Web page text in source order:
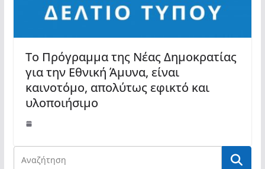
Το Πρόγραμμα της Νέας Δημοκρατίας
για την Εθνική Άμυνα, είναι
καινοτόμο, απολύτως εφικτό και
υλοποιήσιμο